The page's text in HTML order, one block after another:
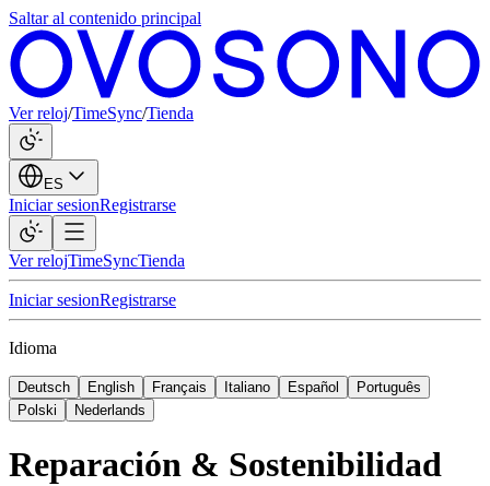
Saltar al contenido principal
Ver reloj/TimeSync/Tienda
ES
Iniciar sesionRegistrarse
Ver relojTimeSyncTienda
Iniciar sesionRegistrarse
Idioma
Deutsch English Français Italiano Español
Português
Polski
Nederlands
Reparación & Sostenibilidad